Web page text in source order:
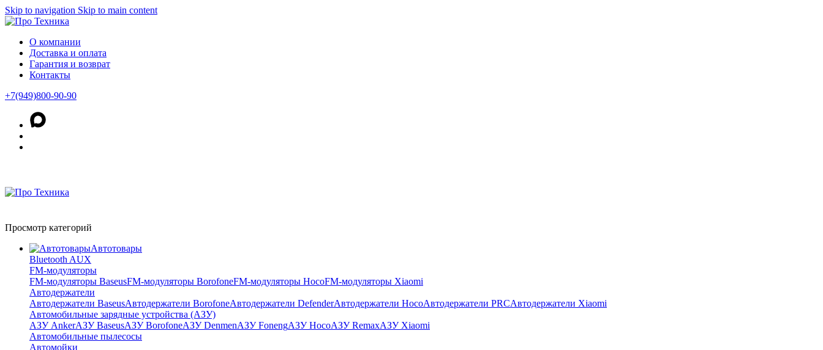
Skip to navigation Skip to main content
О компании
Доставка и оплата
Гарантия и возврат
Контакты
+7(949)800-90-90
Просмотр категорий
Автотовары
Bluetooth AUX
FM-модуляторы
FM-модуляторы BaseusFM-модуляторы BorofoneFM-модуляторы HocoFM-модуляторы Xiaomi
Автодержатели
Автодержатели BaseusАвтодержатели BorofoneАвтодержатели DefenderАвтодержатели HocoАвтодержатели PRCАвтодержатели Xiaomi
Автомобильные зарядные устройства (АЗУ)
АЗУ AnkerАЗУ BaseusАЗУ BorofoneАЗУ DenmenАЗУ FonengАЗУ HocoАЗУ RemaxАЗУ Xiaomi
Автомобильные пылесосы
Автомойки